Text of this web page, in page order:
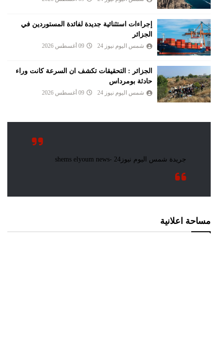
إجراءات استثنائية جديدة لفائدة المستوردين في
الجزائر
شمس اليوم نيوز 24 09 أغسطس 2026
الجزائر : التحقيقات تكشف ان السرعة كانت وراء
حادثة بومرداس
شمس اليوم نيوز 24 09 أغسطس 2026
مساحة اعلانية